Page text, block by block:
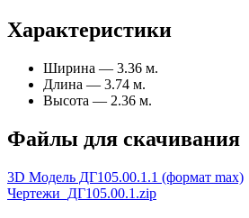
Характеристики
Ширина — 3.36 м.
Длина — 3.74 м.
Высота — 2.36 м.
Файлы для скачивания
3D Модель ДГ105.00.1.1 (формат max)
Чертежи_ДГ105.00.1.zip